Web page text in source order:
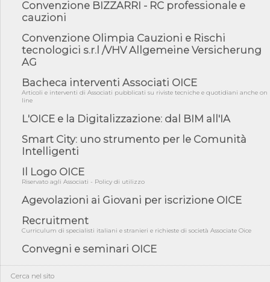
06/08/26 - DDL delegazione europea in Cdm per recepimento
norme UE in m...
05/08/26 - DL Infrastrutture e PNRR è legge: approvata oggi la
fiducia...
05/08/26 - Focus OICE sul DDL di riforma della responsabilità
05/08/26 - Anac: pubblicata la Relazione illustrativa al Bando tipo
2 s...
05/08/26 - SAVE THE DATE: Assemblea Pubblica Confindustria
Professioni ...
05/08/26 - Successo OICE per il bando della Città metropolitana
di Reg...
05/08/26 - Lettera OICE per il bando della Giunta Regionale della
Campa...
04/08/26 - DL PA: previste cancellazioni da elenchi professionisti
per ...
04/08/26 - International Sustainable Buildings Competition -
COP31, An...
04/08/26 - CdS, project financing: progetto di fattibilità da
impugnar...
04/08/26 - Rapporto Anac corruzione 2020-2026: procedimenti
Convenzione BIZZARRI - RC professionale e
cauzioni
Convenzione Olimpia Cauzioni e Rischi
tecnologici s.r.l /VHV Allgemeine Versicherung
AG
Bacheca interventi Associati OICE
Articoli e interventi di Associati pubblicati su riviste tecniche e quotidiani anche on
line
L'OICE e la Digitalizzazione: dal BIM all'IA
Smart City: uno strumento per le Comunità
Intelligenti
Il Logo OICE
Riservato agli Associati - Policy di utilizzo
Agevolazioni ai Giovani per iscrizione OICE
Recruitment
Curriculum di specialisti italiani e stranieri e richieste di società Associate Oice
Convegni e seminari OICE
Cerca nel sito